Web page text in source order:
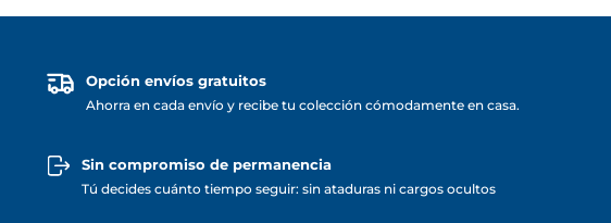
Opción envíos gratuitos
Ahorra en cada envío y recibe tu colección cómodamente en casa.
Sin compromiso de permanencia
Tú decides cuánto tiempo seguir: sin ataduras ni cargos ocultos